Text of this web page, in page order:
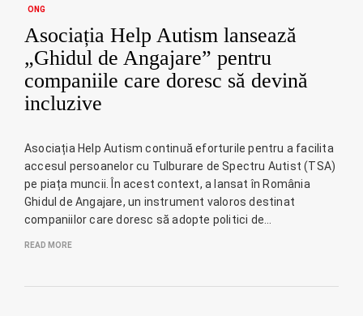
ONG
Asociația Help Autism lansează
„Ghidul de Angajare” pentru
companiile care doresc să devină
incluzive
Asociația Help Autism continuă eforturile pentru a facilita
accesul persoanelor cu Tulburare de Spectru Autist (TSA)
pe piața muncii. În acest context, a lansat în România
Ghidul de Angajare, un instrument valoros destinat
companiilor care doresc să adopte politici de…
READ MORE